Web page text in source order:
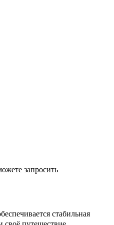
запросить
стабильная